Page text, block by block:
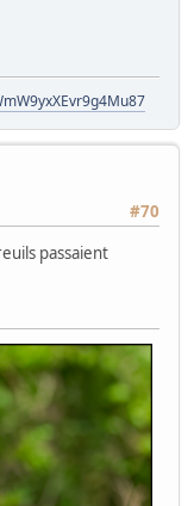
#70
passaient